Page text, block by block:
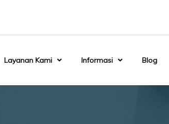
Layanan Kami Informasi Blog